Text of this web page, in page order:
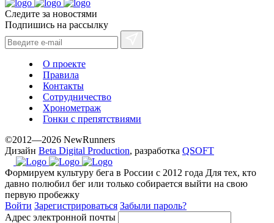
Следите за новостями
Подпишись на рассылку
О проекте
Правила
Контакты
Сотрудничество
Хронометраж
Гонки с препятствиями
©2012—2026 NewRunners
Дизайн Beta Digital Production, разработка QSOFT
Формируем культуру бега в России с 2012 года Для тех, кто
давно полюбил бег или только собирается выйти на свою
первую пробежку
Войти Зарегистрироваться Забыли пароль?
Адрес электронной почты